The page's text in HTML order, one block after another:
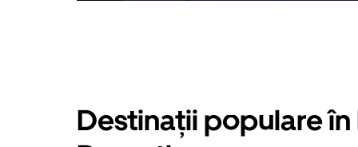
Destinații populare